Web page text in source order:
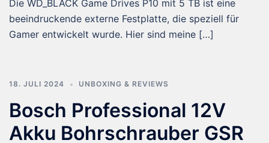
Die WD_BLACK Game Drives P10 mit 5 TB ist eine
beeindruckende externe Festplatte, die speziell für
Gamer entwickelt wurde. Hier sind meine […]
18. JULI 2024 UNBOXING & REVIEWS
Bosch Professional 12V
Akku Bohrschrauber GSR